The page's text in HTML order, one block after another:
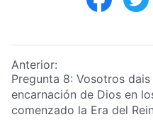
Anterior:
Pregunta 8: Vosotros
encarnación de Dios en
comenzado la Era del